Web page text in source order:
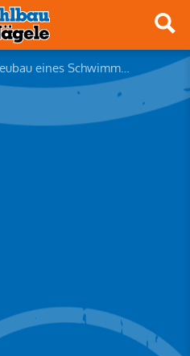
Neubau eines Schwimmbads